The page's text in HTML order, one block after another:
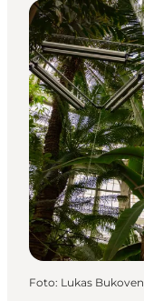
Foto: Lukas Bukoven